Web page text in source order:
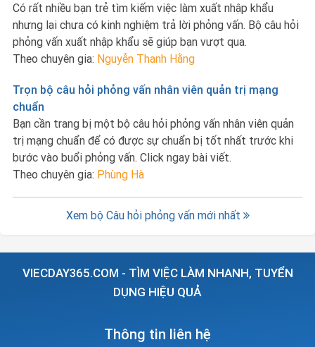
Có rất nhiều bạn trẻ tìm kiếm việc làm xuất nhập khẩu
nhưng lại chưa có kinh nghiệm trả lời phỏng vấn. Bộ câu hỏi
phỏng vấn xuất nhập khẩu sẽ giúp bạn vượt qua.
Theo chuyên gia: Nguyễn Thanh Hằng
Trọn bộ câu hỏi phỏng vấn nhân viên quản trị mạng
chuẩn
Bạn cần trang bị một bộ câu hỏi phỏng vấn nhân viên quản
trị mạng chuẩn để có được sự chuẩn bị tốt nhất trước khi
bước vào buổi phỏng vấn. Click ngay bài viết.
Theo chuyên gia: Phùng Hà
Xem bộ Câu hỏi phỏng vấn mới nhất
VIECDAY365.COM - TÌM VIỆC LÀM NHANH, TUYỂN
DỤNG HIỆU QUẢ
Thông tin liên hệ